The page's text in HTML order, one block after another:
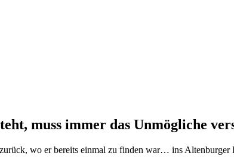
muss immer das Unmögliche
wo er bereits einmal zu finden war… ins Altenburger